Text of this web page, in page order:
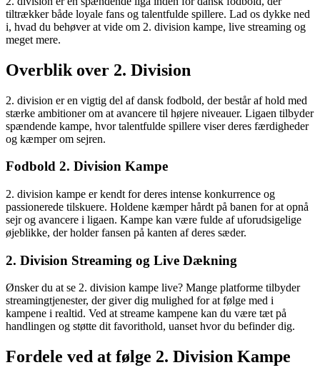
tiltrækker både loyale fans og talentfulde spillere. Lad os dykke ned
i, hvad du behøver at vide om 2. division kampe, live streaming og
meget mere.
Overblik over 2. Division
2. division er en vigtig del af dansk fodbold, der består af hold med
stærke ambitioner om at avancere til højere niveauer. Ligaen tilbyder
spændende kampe, hvor talentfulde spillere viser deres færdigheder
og kæmper om sejren.
Fodbold 2. Division Kampe
2. division kampe er kendt for deres intense konkurrence og
passionerede tilskuere. Holdene kæmper hårdt på banen for at opnå
sejr og avancere i ligaen. Kampe kan være fulde af uforudsigelige
øjeblikke, der holder fansen på kanten af deres sæder.
2. Division Streaming og Live Dækning
Ønsker du at se 2. division kampe live? Mange platforme tilbyder
streamingtjenester, der giver dig mulighed for at følge med i
kampene i realtid. Ved at streame kampene kan du være tæt på
handlingen og støtte dit favorithold, uanset hvor du befinder dig.
Fordele ved at følge 2. Division Kampe